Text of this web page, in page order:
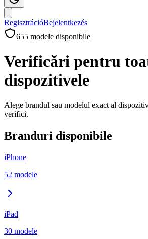
RegisztrációBejelentkezés
655 modele disponibile
Verificări pentru
dispozitivele
Alege brandul sau modelul exact al
verifici.
Branduri disponibile
iPhone
52 modele
iPad
30 modele